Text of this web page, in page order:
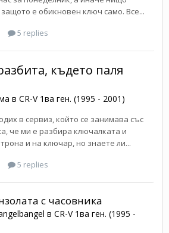
е обикновен ключ само. Все...
5 replies
където паля
в CR-V 1ва ген. (1995 - 2001)
в сервиз, който се занимава със
че ми е разбира ключалката и
и на ключар, но знаете ли...
5 replies
с часовника
в CR-V 1ва ген. (1995 -